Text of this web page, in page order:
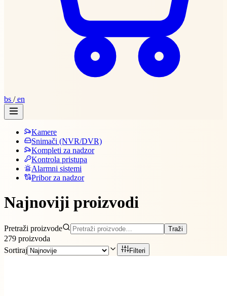
bs /en
Kamere
Snimači (NVR/DVR)
Kompleti za nadzor
Kontrola pristupa
Alarmni sistemi
Pribor za nadzor
Najnoviji proizvodi
Pretraži proizvode Traži
279 proizvoda
Sortiraj
Filteri